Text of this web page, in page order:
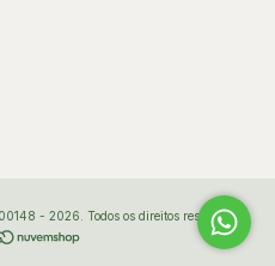
- 2026. Todos os direitos reservados.